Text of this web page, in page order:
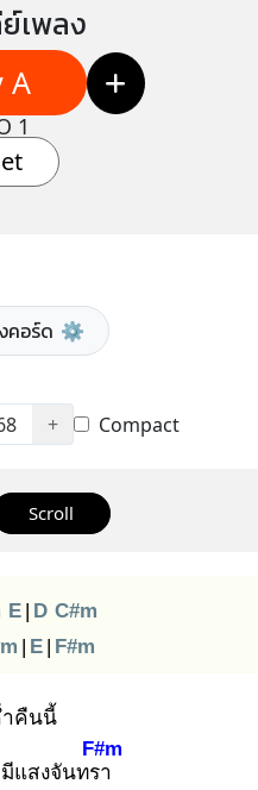
เพลง
A
1
คอร์ด ⚙️
+ Compact
Scroll
E | D C#m
| E | F#m
คืนนี้
มีแสงจันทรา
F#m